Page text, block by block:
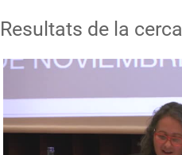
Resultats de la cerca